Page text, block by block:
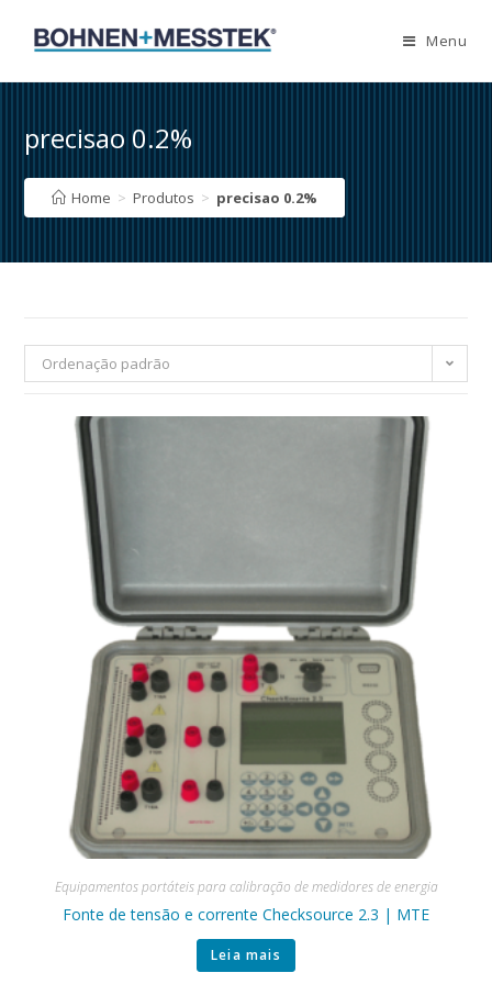
Menu
precisao 0.2%
Home > Produtos > precisao 0.2%
Ordenação padrão
Equipamentos portáteis para calibração de medidores de energia
Fonte de tensão e corrente Checksource 2.3 | MTE
Leia mais